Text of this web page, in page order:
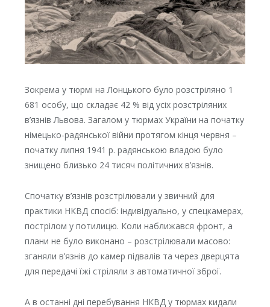
Зокрема у тюрмі на Лонцького було розстріляно 1
681 особу, що складає 42 % від усіх розстріляних
в’язнів Львова. Загалом у тюрмах України на початку
німецько-радянської війни протягом кінця червня –
початку липня 1941 р. радянською владою було
знищено близько 24 тисяч політичних в’язнів.
Спочатку в’язнів розстрілювали у звичний для
практики НКВД спосіб: індивідуально, у спецкамерах,
пострілом у потилицю. Коли наближався фронт, а
плани не було виконано – розстрілювали масово:
зганяли в’язнів до камер підвалів та через дверцята
для передачі їжі стріляли з автоматичної зброї.
А в останні дні перебування НКВД у тюрмах кидали